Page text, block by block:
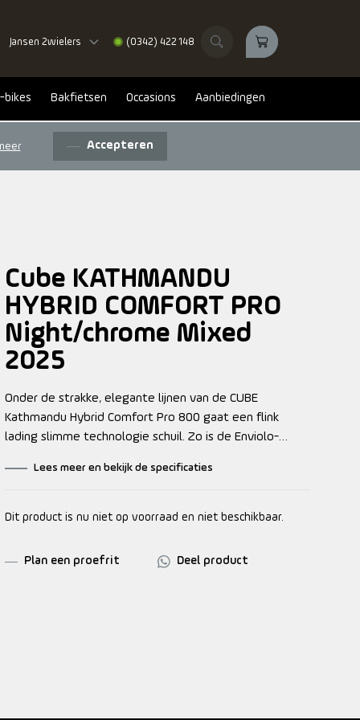
Jansen 2wielers (0342) 422 148
bikes Bakfietsen Occasions Aanbiedingen
Accepteren
Cube KATHMANDU
HYBRID COMFORT PRO
Night/chrome Mixed
2025
Onder de strakke, elegante lijnen van de CUBE
Kathmandu Hybrid Comfort Pro 800 gaat een flink
lading slimme technologie schuil. Zo is de Enviolo-
eenvoudig draait totdat je de gewenste versnelling
versnelling. Daarnaast is de fiets uitgerust met
meer gedoe. De Bosch CX-motor levert tot 85 Nm
trapondersteuning, waardoor elke route – zelfs die
Lees meer en bekijk de specificaties
Dit product is nu niet op voorraad en niet beschikbaar.
Plan een proefrit Deel product